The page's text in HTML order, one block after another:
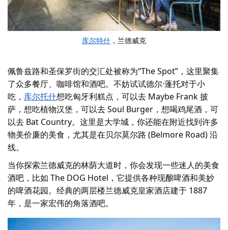
库尔特什 ，兰德威克
佩鲁兹路和圣保罗街的交汇处被称为“The Spot”，这里聚集
了众多餐厅、咖啡馆和酒吧。不妨试试德尔·蓬托对于小
吃， 库尔托什想吃匈牙利糕点，可以去 Maybe Frank 披
萨，想吃植物汉堡，可以去 Soul Burger，想喝鸡尾酒，可
以去 Bat Country。这里是大学城，你还能在附近找到许多
物美价廉的美食，尤其是在贝尔莫尔路 (Belmore Road) 沿
线。
当你探索兰德威克的林荫大道时，你会发现一些迷人的美食
酒吧，比如 The DOG Hotel，它提供各种现酿啤酒和美妙
的啤酒花园。经典的两层楼兰德威克皇家酒店建于 1887
年，是一家宏伟的角落酒吧。